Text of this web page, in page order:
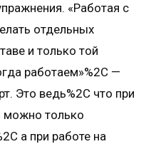
«Работая с
отдельных
и только той
работаем»%2C —
Это ведь%2C что при
можно только
а при работе на